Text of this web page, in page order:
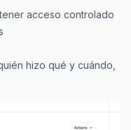
acceso controlado
hizo qué y cuándo,